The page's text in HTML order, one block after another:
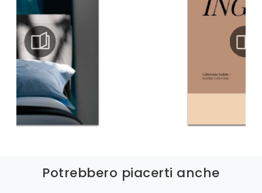
Potrebbero piacerti anche